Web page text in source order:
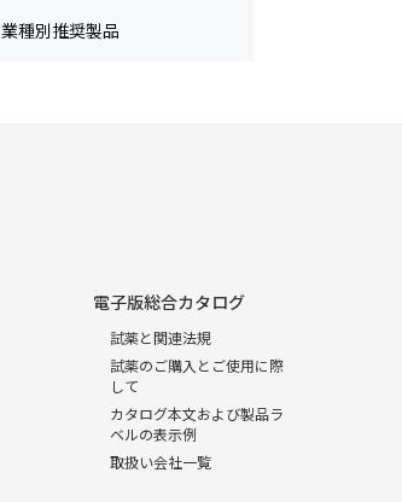
業種別推奨製品
電子版総合カタログ
試薬と関連法規
試薬のご購入とご使用に際
して
カタログ本文および製品ラ
ベルの表示例
取扱い会社一覧